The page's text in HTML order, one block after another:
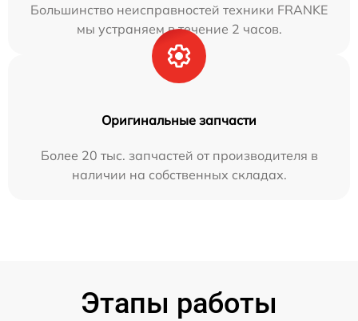
Большинство неисправностей техники FRANKE
мы устраняем в течение 2 часов.
Оригинальные запчасти
Более 20 тыс. запчастей от производителя в
наличии на собственных складах.
Этапы работы